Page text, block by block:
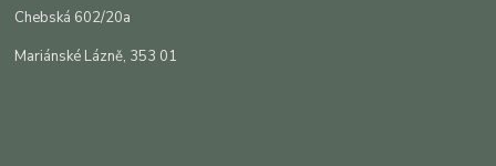
Chebská 602/20a
Mariánské Lázně, 353 01